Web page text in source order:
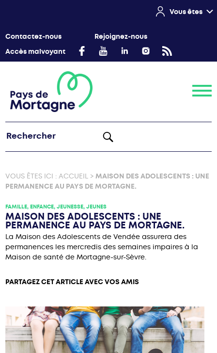
Vous êtes
Contactez-nous
Rejoignez-nous
Accès malvoyant
Menu
VOUS ÊTES ICI :ACCUEIL >MAISON DES ADOLESCENTS : UNE
PERMANENCE AU PAYS DE MORTAGNE.
FAMILLE, ENFANCE, JEUNESSE, JEUNES
MAISON DES ADOLESCENTS : UNE
PERMANENCE AU PAYS DE MORTAGNE.
La Maison des Adolescents de Vendée assurera des
permanences les mercredis des semaines impaires à la
Maison de santé de Mortagne-sur-Sèvre.
PARTAGEZ CET ARTICLE AVEC VOS AMIS